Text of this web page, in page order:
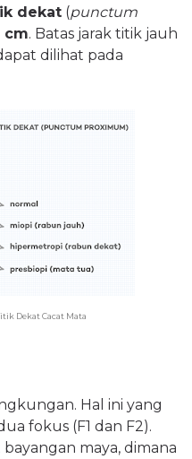
dekat (punctum
cm. Batas jarak titik jauh
dilihat pada
Dekat Cacat Mata
Hal ini yang
fokus (F1 dan F2).
maya, dimana